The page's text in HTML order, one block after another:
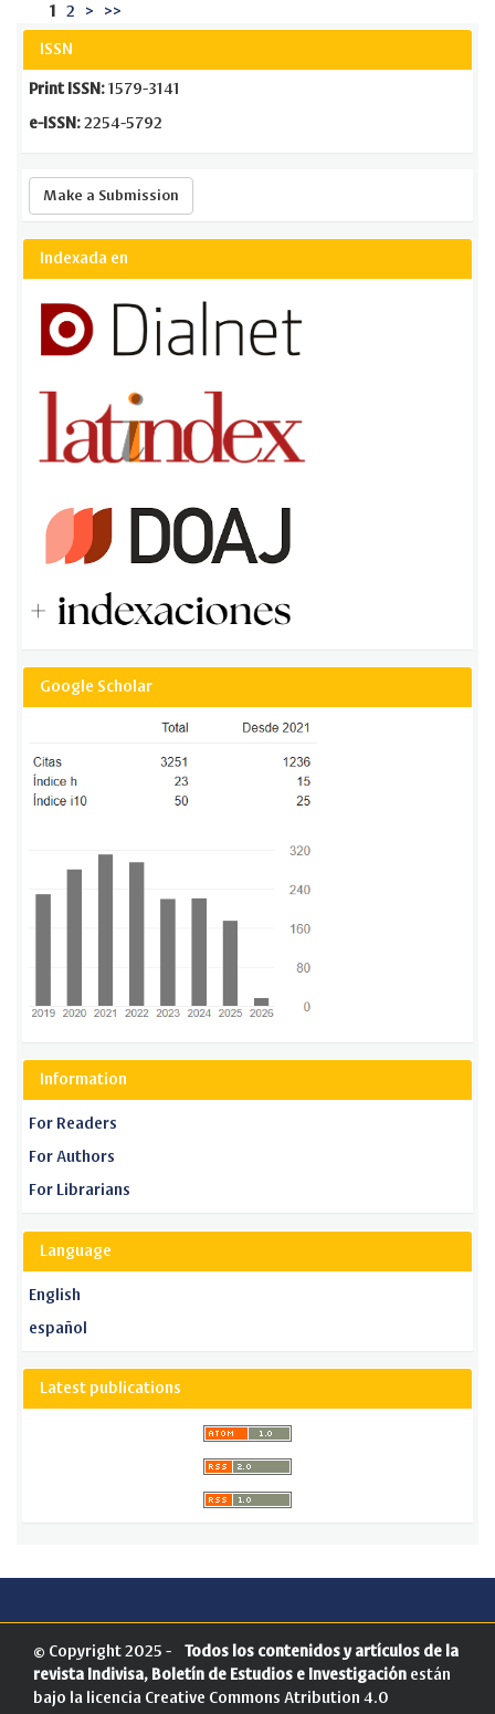
1 2 > >>
ISSN
Print ISSN: 1579-3141
e-ISSN: 2254-5792
Make a Submission
Indexada en
Google Scholar
Information
For Readers
For Authors
For Librarians
Language
English
español
Latest publications
© Copyright 2025 - Todos los contenidos y artículos de la
revista Indivisa, Boletín de Estudios e Investigación están
bajo la licencia Creative Commons Atribution 4.0